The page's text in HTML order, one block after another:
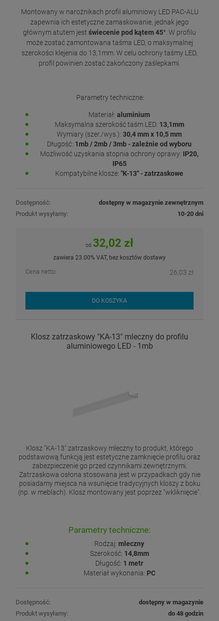
Montowany w narożnikach profil aluminiowy LED PAC-ALU
zapewnia ich estetyczne zamaskowanie, jednak jego
głównym atutem jest świecenie pod kątem 45° . W profilu
może zostać zamontowana taśma LED, o maksymalnej
szerokości klejenia do 13,1mm. W celu ochrony taśmy LED,
profil powinien zostać zakończony zaślepkami.
Parametry techniczne:
Materiał: aluminium
Maksymalna szerokość taśm LED: 13,1mm
Wymiary (szer./wys.): 30,4 mm x 10,5 mm
Długość: 1mb / 2mb / 3mb - zależnie od wyboru
Możliwość uzyskania stopnia ochrony oprawy: IP20,
IP65
Kompatybilne klosze: "K-13" - zatrzaskowe
Dostępność:
dostępny w magazynie zewnętrznym
Produkt wysyłamy:
10-20 dni
od 32,02 zł
zawiera 23.00% VAT, bez kosztów dostawy
Cena netto: 26,03 zł
DO KOSZYKA
Klosz zatrzaskowy "KA-13" mleczny do profilu
aluminiowego LED - 1mb
Klosz "KA-13" zatrzaskowy mleczny to produkt, którego
podstawową funkcją jest estetyczne zamknięcie profilu oraz
zabezpieczenie go przed czynnikami zewnętrznymi.
Zatrzaskowa osłona stosowana jest w przypadkach gdy nie
posiadamy miejsca na wsunięcie tradycyjnych kloszy z boku
(np. w meblach). Klosz montowany jest poprzez "wkliknięcie".
Parametry techniczne:
Rodzaj: mleczny
Szerokość: 14,8mm
Długość: 1 metr
Materiał wykonania: PC
Dostępność:
dostępny w magazynie
Produkt wysyłamy:
do 48 godzin